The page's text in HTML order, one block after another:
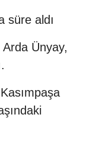
süre aldı
Arda Ünyay,